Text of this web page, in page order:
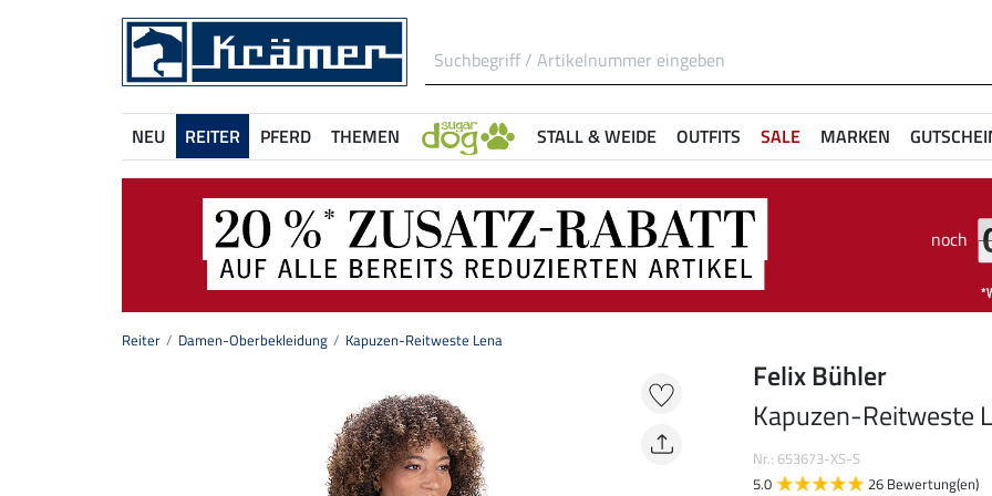
NEU REITER PFERD THEMEN STALL & WEIDE OUTFITS SALE MARKEN
noch
Reiter Damen-Oberbekleidung Kapuzen-Reitweste Lena
Felix Bühler
Kapuzen-Reitweste
Nr.: 653673-XS-S
5.0
26 Bewertung(en)